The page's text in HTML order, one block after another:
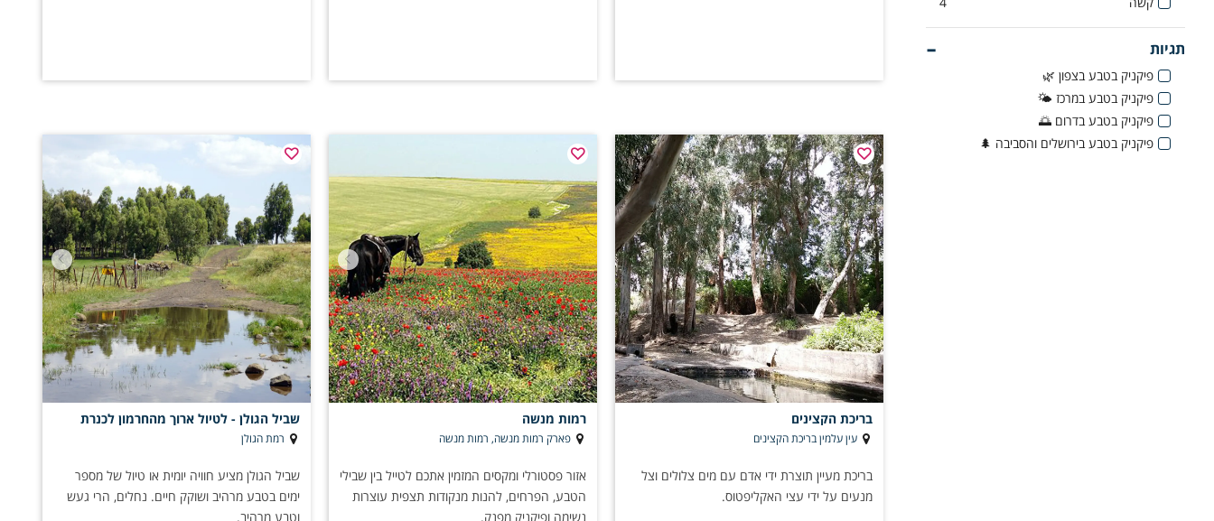
בריכת הקצינים
עין עלמין בריכת הקצינים
בריכת מעיין תוצרת ידי אדם עם מים צלולים וצל
מנעים על ידי עצי האקליפטוס.
רמות מנשה
פארק רמות מנשה, רמות מנשה
אזור פסטורלי ומקסים המזמין אתכם לטייל בין שבילי
הטבע, הפרחים, להנות מנקודות תצפית עוצרות
נשימה ופיקניק מפנק.
שביל הגולן - לטיול ארוך מהחרמון לכנרת
רמת הגולן
שביל הגולן מציע חוויה יומית או טיול של מספר
ימים בטבע מרהיב ושוקק חיים. נחלים, הרי געש
וטבע מרהיב.
תגיות
פיקניק בטבע בצפון 🌿
פיקניק בטבע במרכז 🌤️
פיקניק בטבע בדרום 🌅
פיקניק בטבע בירושלים והסביבה 🌲